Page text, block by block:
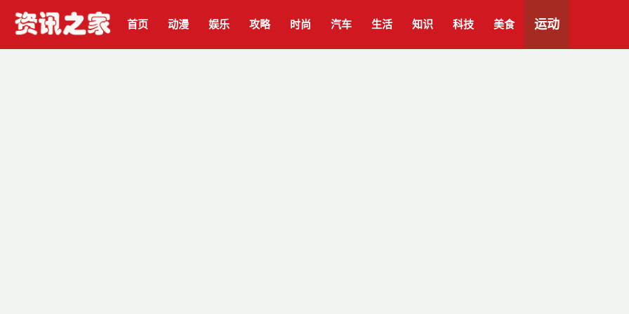
首页 动漫 娱乐 攻略 时尚 汽车 生活 知识 科技 美食 运动